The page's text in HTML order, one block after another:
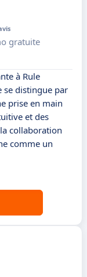
gratuite
à Rule
se distingue par
prise en main
et des
collaboration
comme un